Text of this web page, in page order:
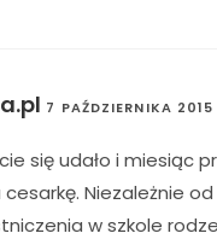
7 PAŹDZIERNIKA 2015
się udało i miesiąc
Niezależnie
w szkole